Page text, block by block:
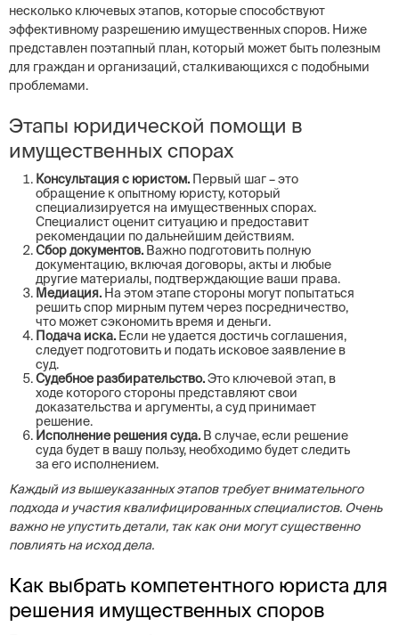
несколько ключевых этапов, которые способствуют
эффективному разрешению имущественных споров. Ниже
представлен поэтапный план, который может быть полезным
для граждан и организаций, сталкивающихся с подобными
проблемами.
Этапы юридической помощи в
имущественных спорах
Консультация с юристом. Первый шаг – это
обращение к опытному юристу, который
специализируется на имущественных спорах.
Специалист оценит ситуацию и предоставит
рекомендации по дальнейшим действиям.
Сбор документов. Важно подготовить полную
документацию, включая договоры, акты и любые
другие материалы, подтверждающие ваши права.
Медиация. На этом этапе стороны могут попытаться
решить спор мирным путем через посредничество,
что может сэкономить время и деньги.
Подача иска. Если не удается достичь соглашения,
следует подготовить и подать исковое заявление в
суд.
Судебное разбирательство.Это ключевой этап, в
ходе которого стороны представляют свои
доказательства и аргументы, а суд принимает
решение.
Исполнение решения суда. В случае, если решение
суда будет в вашу пользу, необходимо будет следить
за его исполнением.
Каждый из вышеуказанных этапов требует внимательного
подхода и участия квалифицированных специалистов. Очень
важно не упустить детали, так как они могут существенно
повлиять на исход дела.
Как выбрать компетентного юриста для
решения имущественных споров